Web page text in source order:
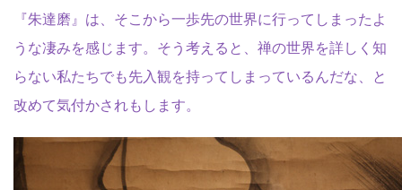
『朱達磨』は、そこから一歩先の世界に行ってしまったよ
うな凄みを感じます。そう考えると、禅の世界を詳しく知
らない私たちでも先入観を持ってしまっているんだな、と
改めて気付かされもします。